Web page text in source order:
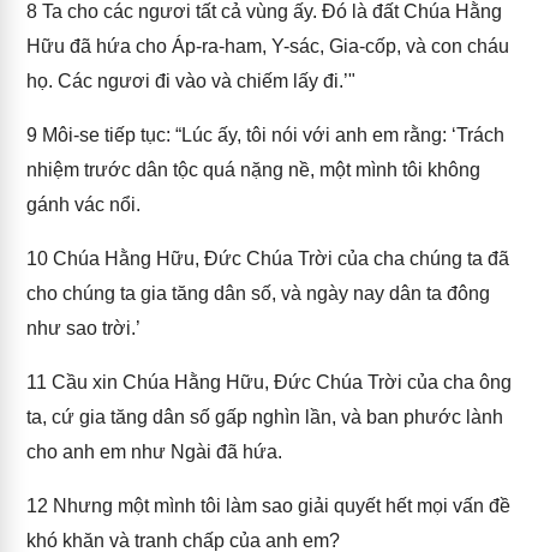
8 Ta cho các ngươi tất cả vùng ấy. Đó là đất Chúa Hằng
Hữu đã hứa cho Áp-ra-ham, Y-sác, Gia-cốp, và con cháu
họ. Các ngươi đi vào và chiếm lấy đi.’"
9 Môi-se tiếp tục: “Lúc ấy, tôi nói với anh em rằng: ‘Trách
nhiệm trước dân tộc quá nặng nề, một mình tôi không
gánh vác nổi.
10 Chúa Hằng Hữu, Đức Chúa Trời của cha chúng ta đã
cho chúng ta gia tăng dân số, và ngày nay dân ta đông
như sao trời.’
11 Cầu xin Chúa Hằng Hữu, Đức Chúa Trời của cha ông
ta, cứ gia tăng dân số gấp nghìn lần, và ban phước lành
cho anh em như Ngài đã hứa.
12 Nhưng một mình tôi làm sao giải quyết hết mọi vấn đề
khó khăn và tranh chấp của anh em?